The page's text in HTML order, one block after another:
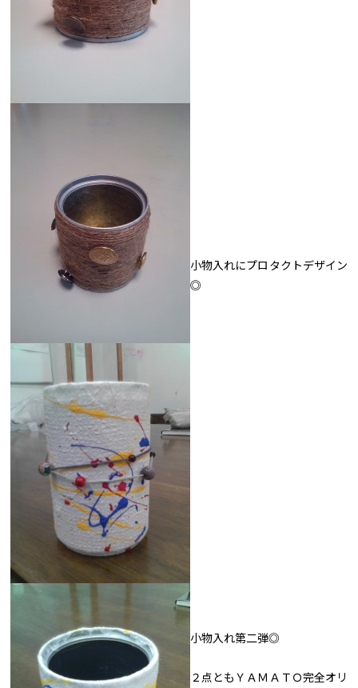
小物入れにプロタクトデザイン
◎
小物入れ第二弾◎
２点ともＹＡＭＡＴＯ完全オリ